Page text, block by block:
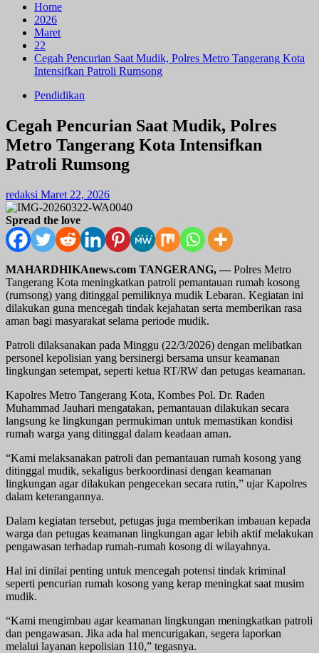
Home
2026
Maret
22
Cegah Pencurian Saat Mudik, Polres Metro Tangerang Kota
Intensifkan Patroli Rumsong
Pendidikan
Cegah Pencurian Saat Mudik, Polres
Metro Tangerang Kota Intensifkan
Patroli Rumsong
redaksi Maret 22, 2026
Spread the love
MAHARDHIKAnews.com TANGERANG, — Polres Metro
Tangerang Kota meningkatkan patroli pemantauan rumah kosong
(rumsong) yang ditinggal pemiliknya mudik Lebaran. Kegiatan ini
dilakukan guna mencegah tindak kejahatan serta memberikan rasa
aman bagi masyarakat selama periode mudik.
Patroli dilaksanakan pada Minggu (22/3/2026) dengan melibatkan
personel kepolisian yang bersinergi bersama unsur keamanan
lingkungan setempat, seperti ketua RT/RW dan petugas keamanan.
Kapolres Metro Tangerang Kota, Kombes Pol. Dr. Raden
Muhammad Jauhari mengatakan, pemantauan dilakukan secara
langsung ke lingkungan permukiman untuk memastikan kondisi
rumah warga yang ditinggal dalam keadaan aman.
“Kami melaksanakan patroli dan pemantauan rumah kosong yang
ditinggal mudik, sekaligus berkoordinasi dengan keamanan
lingkungan agar dilakukan pengecekan secara rutin,” ujar Kapolres
dalam keterangannya.
Dalam kegiatan tersebut, petugas juga memberikan imbauan kepada
warga dan petugas keamanan lingkungan agar lebih aktif melakukan
pengawasan terhadap rumah-rumah kosong di wilayahnya.
Hal ini dinilai penting untuk mencegah potensi tindak kriminal
seperti pencurian rumah kosong yang kerap meningkat saat musim
mudik.
“Kami mengimbau agar keamanan lingkungan meningkatkan patroli
dan pengawasan. Jika ada hal mencurigakan, segera laporkan
melalui layanan kepolisian 110,” tegasnya.